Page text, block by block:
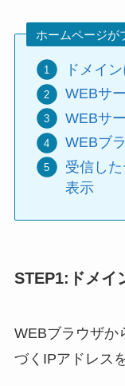
ホームページが
ドメイ
WEBサ
WEBサ
WEBブ
受信し
表示
STEP1:ドメイ
WEBブラウザか
づくIPアドレス